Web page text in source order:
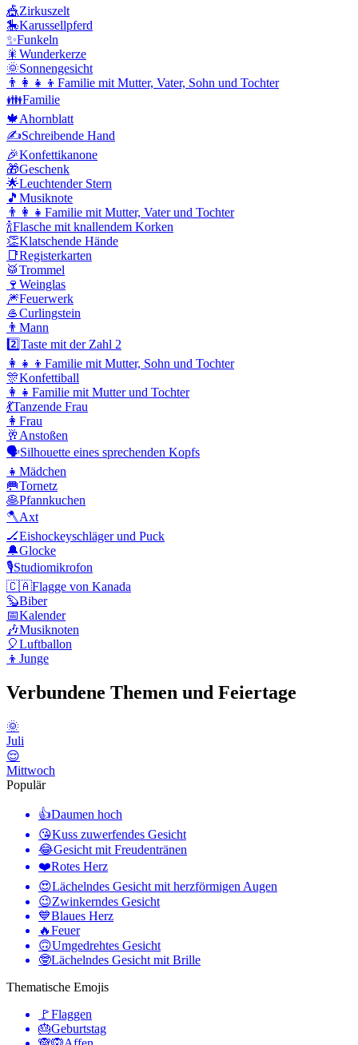
🎪Zirkuszelt
🎠Karussellpferd
✨Funkeln
🎇 Wunderkerze
🌞Sonnengesicht
👨‍👩‍👧‍👦 Familie mit Mutter, Vater, Sohn und Tochter
👪Familie
🍁Ahornblatt
✍️Schreibende Hand
🎉Konfettikanone
🎁Geschenk
🌟Leuchtender Stern
🎵 Musiknote
👨‍👩‍👧 Familie mit Mutter, Vater und Tochter
🍾Flasche mit knallendem Korken
👏Klatschende Hände
📑Registerkarten
🥁Trommel
🍷 Weinglas
🎆Feuerwerk
🥌Curlingstein
👨 Mann
2️⃣Taste mit der Zahl 2
👩‍👧‍👦 Familie mit Mutter, Sohn und Tochter
🎊Konfettiball
👩‍👧 Familie mit Mutter und Tochter
💃Tanzende Frau
👩 Frau
🥂 Anstoßen
🗣️Silhouette eines sprechenden Kopfs
👧 Mädchen
🥅Tornetz
🥞Pfannkuchen
🪓Axt
🏒Eishockeyschläger und Puck
🔔Glocke
🎙️Studiomikrofon
🇨🇦Flagge von Kanada
🦫Biber
📅Kalender
🎶Musiknoten
🎈Luftballon
👦 Junge
Verbundene Themen und Feiertage
🌞
Juli
😌
Mittwoch
Populär
👍Daumen hoch
😘Kuss zuwerfendes Gesicht
😂Gesicht mit Freudentränen
❤️Rotes Herz
😍Lächelndes Gesicht mit herzförmigen Augen
😉Zwinkerndes Gesicht
💙Blaues Herz
🔥Feuer
🙃Umgedrehtes Gesicht
🤓Lächelndes Gesicht mit Brille
Thematische Emojis
🚩Flaggen
🎂Geburtstag